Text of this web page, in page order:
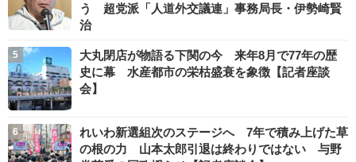
う 超党派「人道外交議連」事務局長・伊勢崎賢
治
大丸閉店が物語る下関の今 来年8月で77年の歴
史に幕 水産都市の栄枯盛衰を象徴【記者座談
会】
れいわ新選組次のステージへ 7年で積み上げた草
の根の力 山本太郎引退は終わりではない 与野